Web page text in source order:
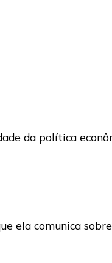
da política
ela comunica